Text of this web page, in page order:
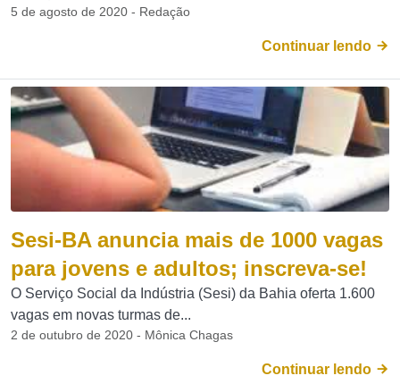
5 de agosto de 2020 - Redação
Continuar lendo
Sesi-BA anuncia mais de 1000 vagas
para jovens e adultos; inscreva-se!
O Serviço Social da Indústria (Sesi) da Bahia oferta 1.600
vagas em novas turmas de...
2 de outubro de 2020 - Mônica Chagas
Continuar lendo